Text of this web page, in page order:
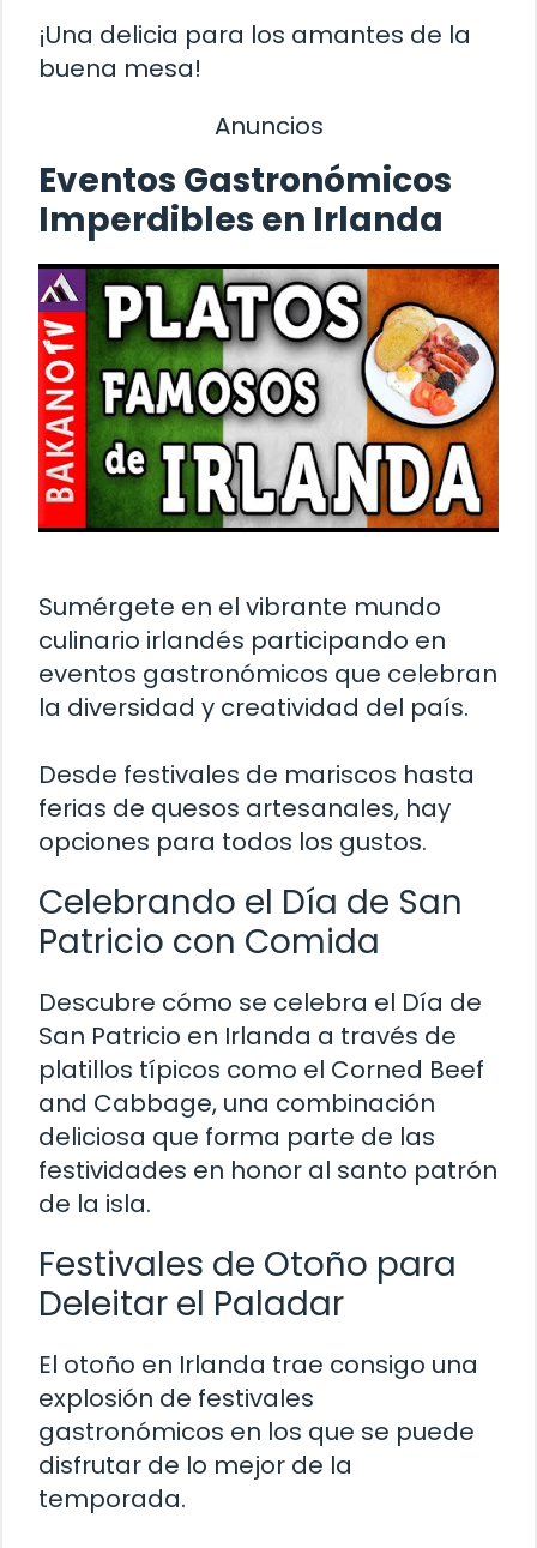
¡Una delicia para los amantes de la
buena mesa!
Anuncios
Eventos Gastronómicos
Imperdibles en Irlanda
Sumérgete en el vibrante mundo
culinario irlandés participando en
eventos gastronómicos que celebran
la diversidad y creatividad del país.
Desde festivales de mariscos hasta
ferias de quesos artesanales, hay
opciones para todos los gustos.
Celebrando el Día de San
Patricio con Comida
Descubre cómo se celebra el Día de
San Patricio en Irlanda a través de
platillos típicos como el Corned Beef
and Cabbage, una combinación
deliciosa que forma parte de las
festividades en honor al santo patrón
de la isla.
Festivales de Otoño para
Deleitar el Paladar
El otoño en Irlanda trae consigo una
explosión de festivales
gastronómicos en los que se puede
disfrutar de lo mejor de la
temporada.